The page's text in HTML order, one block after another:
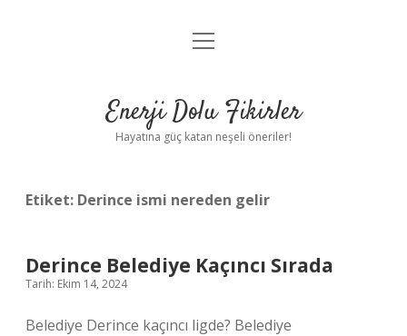
Anasayfa
Yasal Uyarı
menüyü
Enerji Dolu Fikirler
Hayatına güç katan neşeli öneriler!
Etiket: Derince ismi nereden gelir
Derince Belediye Kaçıncı Sırada
Tarih: Ekim 14, 2024
Belediye Derince kaçıncı ligde? Belediye